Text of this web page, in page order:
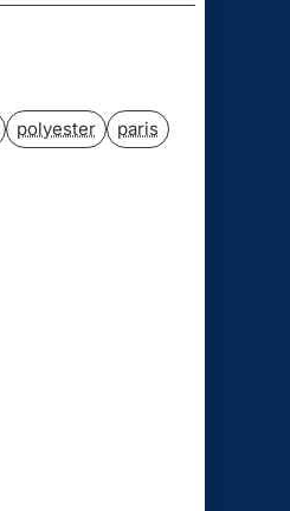
polyester
paris